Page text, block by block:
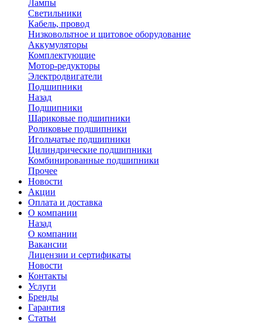
Лампы
Светильники
Кабель, провод
Низковольтное и щитовое оборудование
Аккумуляторы
Комплектующие
Мотор-редукторы
Электродвигатели
Подшипники
Назад
Подшипники
Шариковые подшипники
Роликовые подшипники
Игольчатые подшипники
Цилиндрические подшипники
Комбинированные подшипники
Прочее
Новости
Акции
Оплата и доставка
О компании
Назад
О компании
Вакансии
Лицензии и сертификаты
Новости
Контакты
Услуги
Бренды
Гарантия
Статьи